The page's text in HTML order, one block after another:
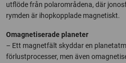
utflöde från polarområdena, där
rymden är ihopkopplade magnetiskt.
Omagnetiserade planeter
– Ett magnetfält skyddar en
förlustprocesser, men även